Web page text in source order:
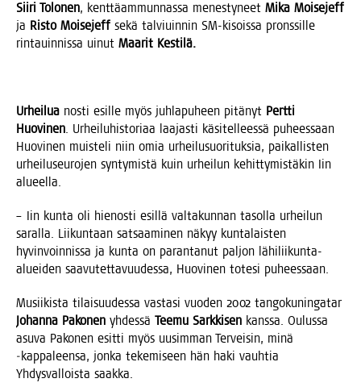
Sii­ri Tolo­nen, kent­tä­am­mun­nas­sa menes­ty­neet Mika Moi­se­jeff
ja Ris­to Moi­se­jeff sekä tal­viuin­nin SM-kisois­sa prons­sil­le
rin­tauin­nis­sa uinut Maa­rit Kestilä.
Urhei­lua nos­ti esil­le myös juh­la­pu­heen pitä­nyt Pert­ti
Huo­vi­nen. Urhei­lu­his­to­ri­aa laa­jas­ti käsi­tel­lees­sä puhees­saan
Huo­vi­nen muis­te­li niin omia urhei­lusuo­ri­tuk­sia, pai­kal­lis­ten
urhei­luseu­ro­jen syn­ty­mis­tä kuin urhei­lun kehit­ty­mis­tä­kin Iin
alueella.
– Iin kun­ta oli hie­nos­ti esil­lä val­ta­kun­nan tasol­la urhei­lun
saral­la. Lii­kun­taan sat­saa­mi­nen näkyy kun­ta­lais­ten
hyvin­voin­nis­sa ja kun­ta on paran­ta­nut pal­jon lähi­lii­kun­ta-
aluei­den saa­vu­tet­ta­vuu­des­sa, Huo­vi­nen tote­si puheessaan.
Musii­kis­ta tilai­suu­des­sa vas­ta­si vuo­den 2002 tan­go­ku­nin­ga­tar
Johan­na Pako­nen yhdes­sä Tee­mu Sark­ki­sen kans­sa. Oulus­sa
asu­va Pako­nen esit­ti myös uusim­man Ter­vei­sin, minä
‑kap­pa­leen­sa, jon­ka teke­mi­seen hän haki vauh­tia
Yhdys­val­lois­ta saakka.